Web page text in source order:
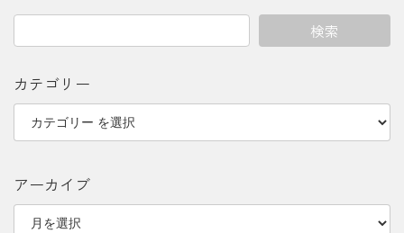
検索
カテゴリー
アーカイブ